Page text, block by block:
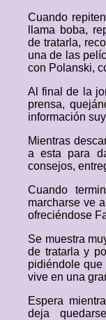
Cuando
llama boba,
de tratarla,
una de las
con Polanski,
Al final de la
prensa,
información
Mientras
a esta para
consejos,
Cuando
marcharse ve
ofreciéndose
Se muestra
de tratarla y
pidiéndole
vive en una
Espera
deja